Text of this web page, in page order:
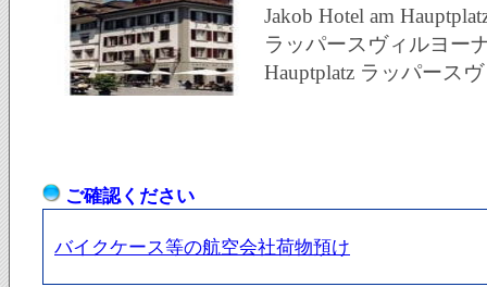
Jakob Hotel am
ラッパースヴィルヨー
Hauptplatz ラッパース
ご確認ください
バイクケース等の航空会社荷物預け